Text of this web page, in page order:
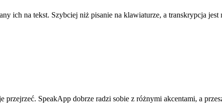
ich na tekst. Szybciej niż pisanie na klawiaturze, a transkrypcja jest
SpeakApp dobrze radzi sobie z różnymi akcentami, a